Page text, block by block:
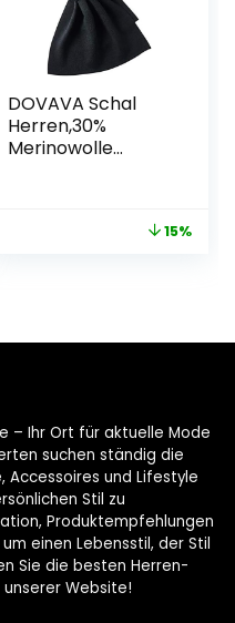
DOVAVA Schal
Herren,30%
Merinowolle
15%
– Ihr Ort für aktuelle Mode
suchen ständig die
Accessoires und Lifestyle
Stil zu
Produktempfehlungen
einen Lebensstil, der Stil
Sie die besten Herren-
Website!